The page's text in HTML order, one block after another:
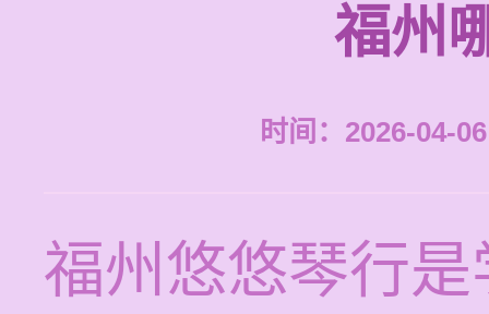
福州
时间：2026-04-
福州悠悠琴行